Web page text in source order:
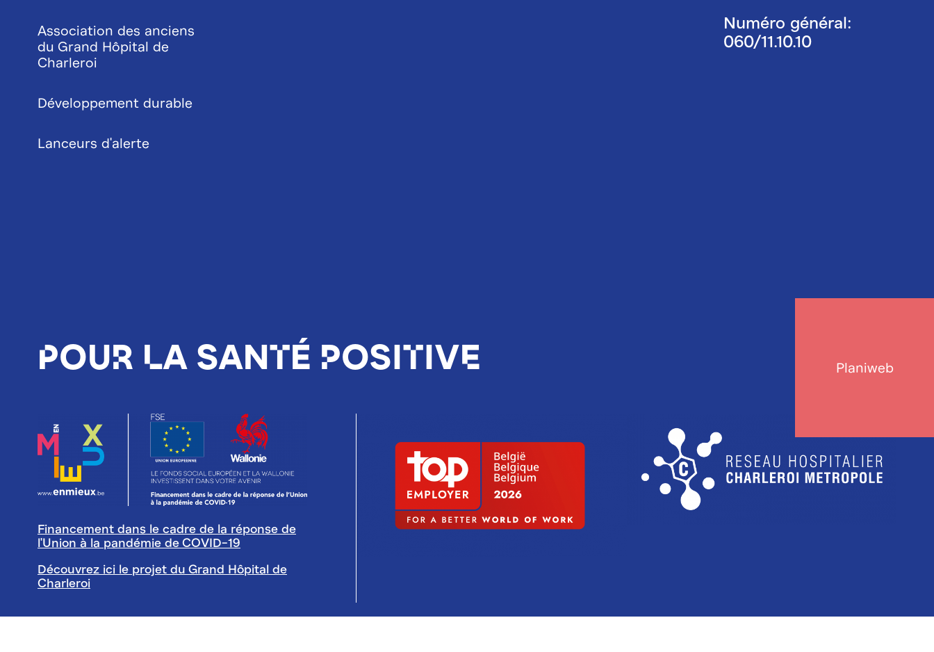
Association des anciens
du Grand Hôpital de
Charleroi
Développement durable
Lanceurs d'alerte
Numéro général:
060/11.10.10
Pour la santé positive Planiweb
Image
Financement dans le cadre de la réponse de
l'Union à la pandémie de COVID-19
Découvrez ici le projet du Grand Hôpital de
Charleroi